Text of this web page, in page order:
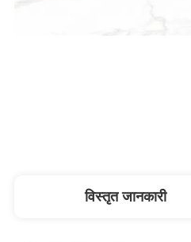
विस्तृत जानकारी